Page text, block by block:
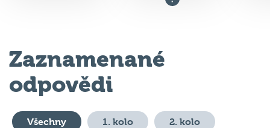
Zaznamenané
odpovědi
Všechny 1. kolo 2. kolo